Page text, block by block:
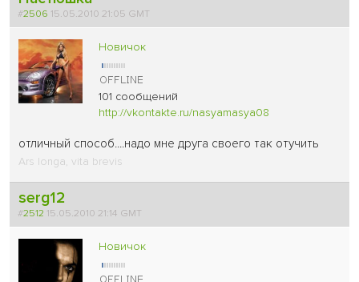
#2506 15.05.2010 21:05 GMT
Новичок
101 сообщений
http://vkontakte.ru/nasyamasya08
отличный способ....надо мне друга своего так отучить
Ars longa, vita brevis
serg12
#2512 15.05.2010 21:14 GMT
Новичок